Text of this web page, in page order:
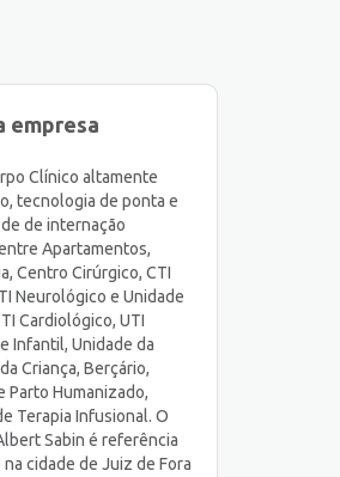
empresa
Clínico altamente
tecnologia de ponta e
de internação
Apartamentos,
Centro Cirúrgico, CTI
Neurológico e Unidade
Cardiológico, UTI
Infantil, Unidade da
Criança, Berçário,
Parto Humanizado,
Terapia Infusional. O
Sabin é referência
na cidade de Juiz de Fora